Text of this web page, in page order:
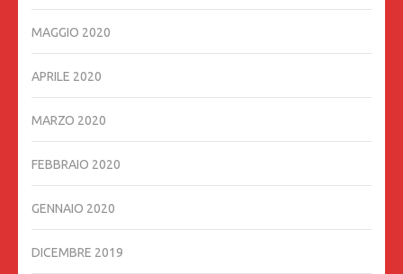
MAGGIO 2020
APRILE 2020
MARZO 2020
FEBBRAIO 2020
GENNAIO 2020
DICEMBRE 2019